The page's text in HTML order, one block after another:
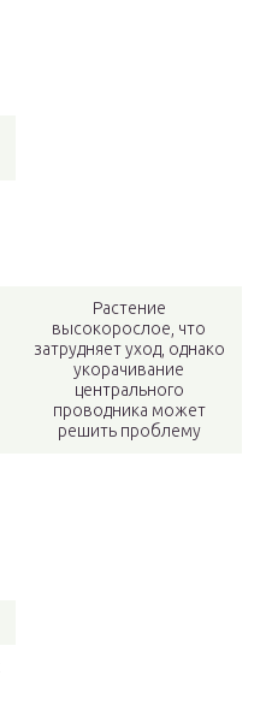
Растение
высокорослое, что
затрудняет уход, однако
укорачивание
центрального
проводника может
решить проблему